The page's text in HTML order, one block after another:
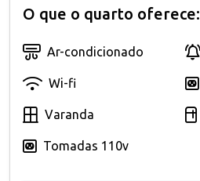
O que o quarto oferece:
Ar-condicionado
Wi-fi
Varanda
Tomadas 110v